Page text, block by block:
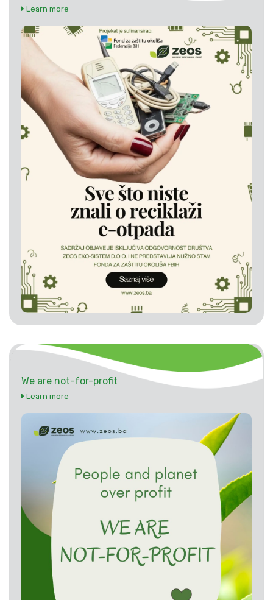
Learn more
We are not-for-profit
Learn more